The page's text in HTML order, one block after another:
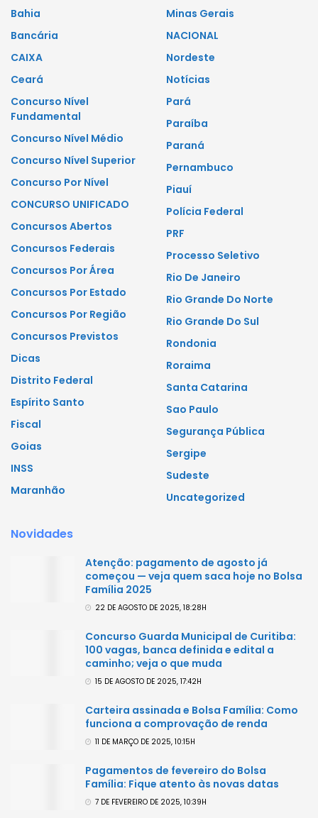
Bahia
Bancária
CAIXA
Ceará
Concurso Nível
Fundamental
Concurso Nível Médio
Concurso Nível Superior
Concurso Por Nível
CONCURSO UNIFICADO
Concursos Abertos
Concursos Federais
Concursos Por Área
Concursos Por Estado
Concursos Por Região
Concursos Previstos
Dicas
Distrito Federal
Espírito Santo
Fiscal
Goias
INSS
Maranhão
Minas Gerais
NACIONAL
Nordeste
Notícias
Pará
Paraíba
Paraná
Pernambuco
Piauí
Polícia Federal
PRF
Processo Seletivo
Rio De Janeiro
Rio Grande Do Norte
Rio Grande Do Sul
Rondonia
Roraima
Santa Catarina
Sao Paulo
Segurança Pública
Sergipe
Sudeste
Uncategorized
Novidades
Atenção: pagamento de agosto já
começou — veja quem saca hoje no Bolsa
Família 2025
22 DE AGOSTO DE 2025, 18:28H
Concurso Guarda Municipal de Curitiba:
100 vagas, banca definida e edital a
caminho; veja o que muda
15 DE AGOSTO DE 2025, 17:42H
Carteira assinada e Bolsa Família: Como
funciona a comprovação de renda
11 DE MARÇO DE 2025, 10:15H
Pagamentos de fevereiro do Bolsa
Família: Fique atento às novas datas
7 DE FEVEREIRO DE 2025, 10:39H